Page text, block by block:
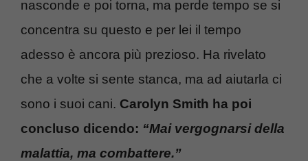
nasconde e poi torna, ma perde tempo se si
concentra su questo e per lei il tempo
adesso è ancora più prezioso. Ha rivelato
che a volte si sente stanca, ma ad aiutarla ci
sono i suoi cani. Carolyn Smith ha poi
concluso dicendo: “Mai vergognarsi della
malattia, ma combattere.”